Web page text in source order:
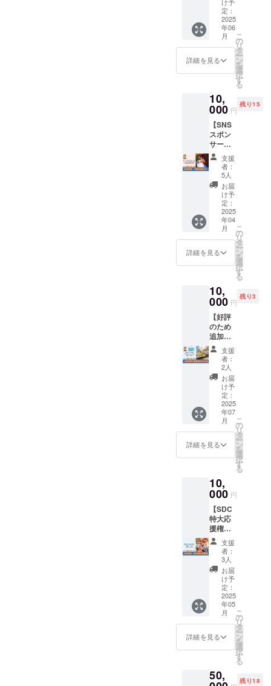
用意さ
せてい
ただき
ます。
時にご
返却く
い。 ・
会場ま
での交
通費は
各自の
ご負担
となり
ます。
・反社
会勢力
の方々
につい
ては、
参加を
ご遠慮
いただ
いてお
りま
す。
事項
②】 ・
イベン
ト当
日、雨
天時は
4/27(日)
に順延
となり
ます。
順延日
程につ
いて
も、開
催当日
の天候
や、注
意報・
警報級
予報が
出され
た場
合、主
催者の
判断で
イベン
トを中
止とす
る場合
があり
ます。
・雨天
中止の
場合に
限り、
口座振
込にて
全額返
します
（振込
気象予
報が出
された
場合、
主催者
でイベ
ントを
合があ
りま
す。 ・
マル
シェイ
ベント
中止の
場合で
も、本
リター
ンは履
行いた
しま
す。
て、電
話を使
用する
場合が
ありま
のた
め、連
け先）
の記入
が必要
です。
・マル
シェイ
ベント
当日、
雨天時
は4月27
日(日)に
順延と
なりま
す。順
延日程
ても、
開催当
注意
報・警
報級の
気象予
報が出
された
場合、
主催者
の判断
でイベ
ントを
中止と
する場
合があ
マル
シェイ
中止の
場合で
も、本
リター
ンは履
行いた
しま
す。
【注意
事項】
・イベ
ント当
日、雨
天時は
4/27(日)
ます。
順延日
いて
も、開
催当日
の天候
や、注
意報・
警報級
の気象
予報が
出され
た場
合、主
判断で
イベン
る場合
があり
ます。
・イベ
ント中
止の場
合で
も、本
リター
ンは履
行いた
しま
す。 ・
このリ
ターン
セージ
は
「SDC
特大応
援権」
のリ
ターン
と同じ
内容に
なりま
す。
をさせ
て頂き
ます。
・場所
は、多
摩SDC
（川崎
市多摩
区役所1
階にご
ざいま
す） ・
ご挨拶
に加え
て、ご
希望の
方はカ
ジュア
ルな形
で面談
させて
頂きま
す（多
どもも
ちろん
す！）
・今
後、多
摩SDC
と一緒
に取組
みたい
事など
もお話
し頂け
ます
と、大
いで
す。 ・
で１時
間程度
です。
ただ
し、当
日双方
の都合
がつけ
ば延長
可能で
す。
【注意
事項】
・日程
の調整
以降順
次メー
て頂き
たちが
心を込
めてお
礼の
メッ
セージ
を書き
ます。
援時に
入力し
ていた
だいた
お届け
先に後
日郵送
しま
す。
【注意
事項】
・イベ
ント当
日、雨
天時は
4/27(日)
に順延
程につ
いて
も、開
催当日
の天候
や、注
意報・
警報級
の気象
予報が
出され
た場
合、主
催者の
判断で
イベン
トを中
ます。
・イベ
止の場
合で
も、本
リター
ンは履
行いた
しま
す。
定：
2025
年06
月
詳細を見る
こ
の
リ
タ
ー
ン
を
選
択
す
る
10,
000 円
残り15
【SNS
スポン
サー】
多摩
SDCの
インス
タグラ
ムに
て、感
謝の気
持ちを
添えて
お名前
を掲示
いたし
ます。
戸たま
がわマ
ル
シェ」
の
Instagr
am公式
アカウ
ントで
お名前
(個人・
会社・
団体名)
を投稿
させて
頂きま
す。 ・
始から
１年間
としま
す ・
SNS投
稿①…4
月25日
中に、
お名前
(個人・
会社・
団体名)
の一覧
を投稿
します
・SNS
投稿
月中に
支援
者：
5人
お届
け予
定：
2025
年04
月
詳細を見る
こ
の
リ
タ
ー
ン
を
選
択
す
る
10,
000 円
残り3
【好評
のため
追加！
多摩
SDCア
ルバ
ム】 多
摩SDC
の普段
の活動
の様子
をまと
めたア
ルバム
をお送
りしま
ご支援
時に入
力して
いただ
いたお
届け先
に郵送
しま
す。
【注意
事項】
・イベ
ントが
中止の
場合で
も、本
リター
イベン
支援
者：
2人
お届
け予
定：
2025
年07
月
詳細を見る
こ
の
リ
タ
ー
ン
を
選
択
す
る
10,
000 円
【SDC
特大応
援権】
多摩区
ソー
シャル
デザイ
ンセン
ターを
特大応
援して
いただ
けま
す。多
摩SDC
よりお
メッ
セージ
支援
者：
3人
お届
け予
定：
2025
年05
月
詳細を見る
こ
の
リ
タ
ー
ン
を
選
択
す
る
50, 残り18